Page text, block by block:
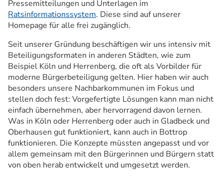
Pressemitteilungen und Unterlagen im
Ratsinformationssystem. Diese sind auf unserer
Homepage für alle frei zugänglich.
Seit unserer Gründung beschäftigen wir uns intensiv mit
Beteiligungsformaten in anderen Städten, wie zum
Beispiel Köln und Herrenberg, die oft als Vorbilder für
moderne Bürgerbeteiligung gelten. Hier haben wir auch
besonders unsere Nachbarkommunen im Fokus und
stellen doch fest: Vorgefertigte Lösungen kann man nicht
einfach übernehmen, aber hervorragend davon lernen.
Was in Köln oder Herrenberg oder auch in Gladbeck und
Oberhausen gut funktioniert, kann auch in Bottrop
funktionieren. Die Konzepte müssten angepasst und vor
allem gemeinsam mit den Bürgerinnen und Bürgern statt
von oben herab entwickelt und umgesetzt werden.